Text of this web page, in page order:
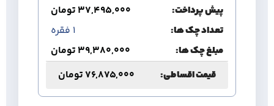
پیش پرداخت: 37,495,000تومان
تعداد چک ها:
1 فقره
مبلغ چک ها:
39,380,000تومان
قیمت اقساطی:
76,875,000تومان